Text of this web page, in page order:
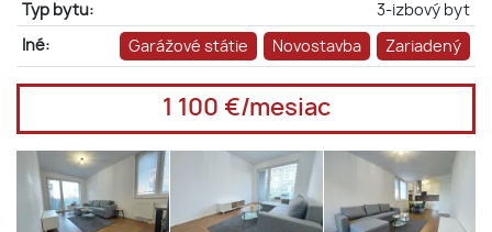
Typ bytu:
3-izbový byt
Iné: Garážové státie Novostavba Zariadený
1 100 €/mesiac